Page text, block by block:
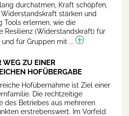
durchatmen, Kraft schöpfen,
stärken und
Tools erlernen, wie die
Resilienz (Widerstandskraft) für
für Gruppen mit ...
WEG ZU EINER
HOFÜBERGABE
Hofübernahme ist Ziel einer
Die rechtzeitige
des Betriebes aus mehreren
erstrebenswert. Im Vorfeld